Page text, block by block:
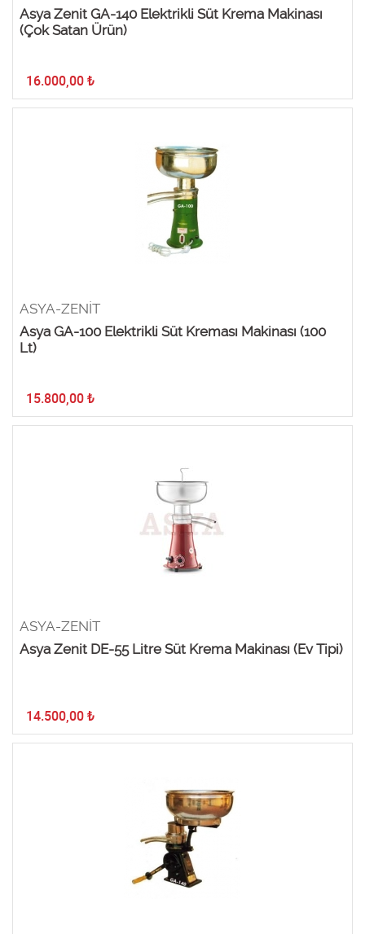
Asya Zenit GA-140 Elektrikli Süt Krema Makinası
(Çok Satan Ürün)
16.000,00 ₺
ASYA-ZENİT
Asya GA-100 Elektrikli Süt Kreması Makinası (100
Lt)
15.800,00 ₺
ASYA-ZENİT
Asya Zenit DE-55 Litre Süt Krema Makinası (Ev Tipi)
14.500,00 ₺